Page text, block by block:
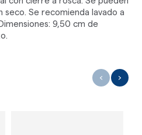
Se recomienda lavado a
9,50 cm de
‹ ›